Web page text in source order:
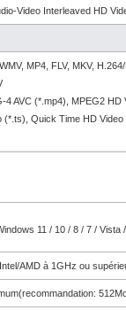
Video Interleaved HD
MP4, FLV, MKV,
4 AVC (*.mp4), MPEG2
(*.ts), Quick Time HD
11 / 10 / 8 / 7 / Vista
AMD à 1GHz ou